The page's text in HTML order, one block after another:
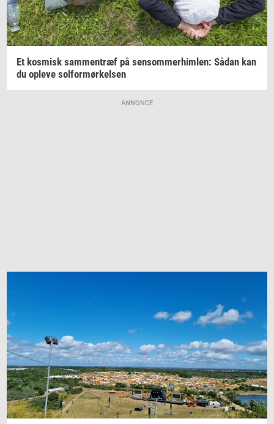
Et kos­misk sam­men­træf på sen­som­mer­him­len: Sådan kan
du op­le­ve sol­for­mør­kel­sen
ANNONCE